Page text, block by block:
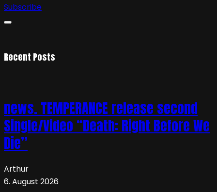
Subscribe
Recent Posts
news. TEMPERANCE release second
Single/Video “Death: Right Before We
Die”
Arthur
6. August 2026